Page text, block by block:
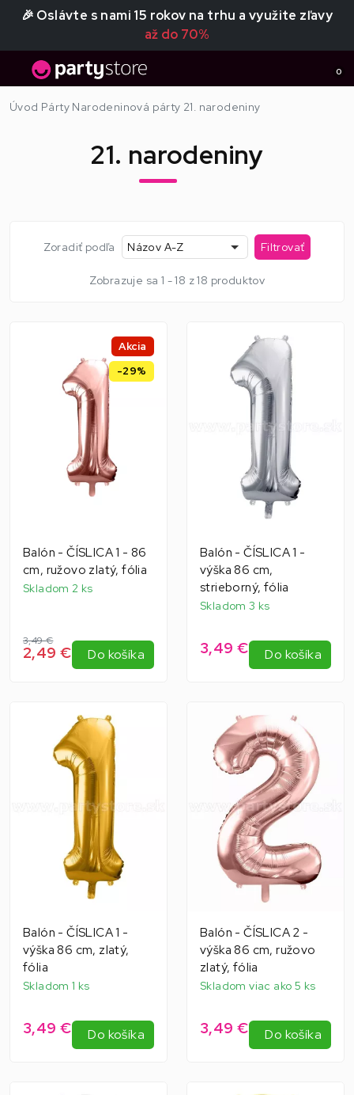
🎉 Oslávte s nami 15 rokov na trhu a využite zľavy
až do 70%
0
Úvod Párty Narodeninová párty 21. narodeniny
21. narodeniny
Zoradiť podľa Názov A-Z Filtrovať
Zobrazuje sa 1 - 18 z 18 produktov
Akcia
-29%
Balón - ČÍSLICA 1 - 86
cm, ružovo zlatý, fólia
Skladom 2 ks
3,49 €
2,49 € Do košíka
Balón - ČÍSLICA 1 -
výška 86 cm,
strieborný, fólia
Skladom 3 ks
3,49 € Do košíka
Balón - ČÍSLICA 1 -
výška 86 cm, zlatý,
fólia
Skladom 1 ks
3,49 € Do košíka
Balón - ČÍSLICA 2 -
výška 86 cm, ružovo
zlatý, fólia
Skladom viac ako 5 ks
3,49 € Do košíka